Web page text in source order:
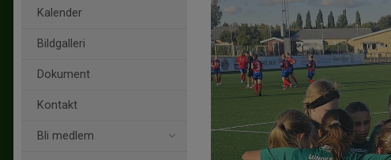
Kalender
Bildgalleri
Dokument
Kontakt
Bli medlem